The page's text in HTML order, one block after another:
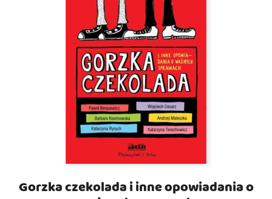
Gorzka czekolada i inne opowiadania o